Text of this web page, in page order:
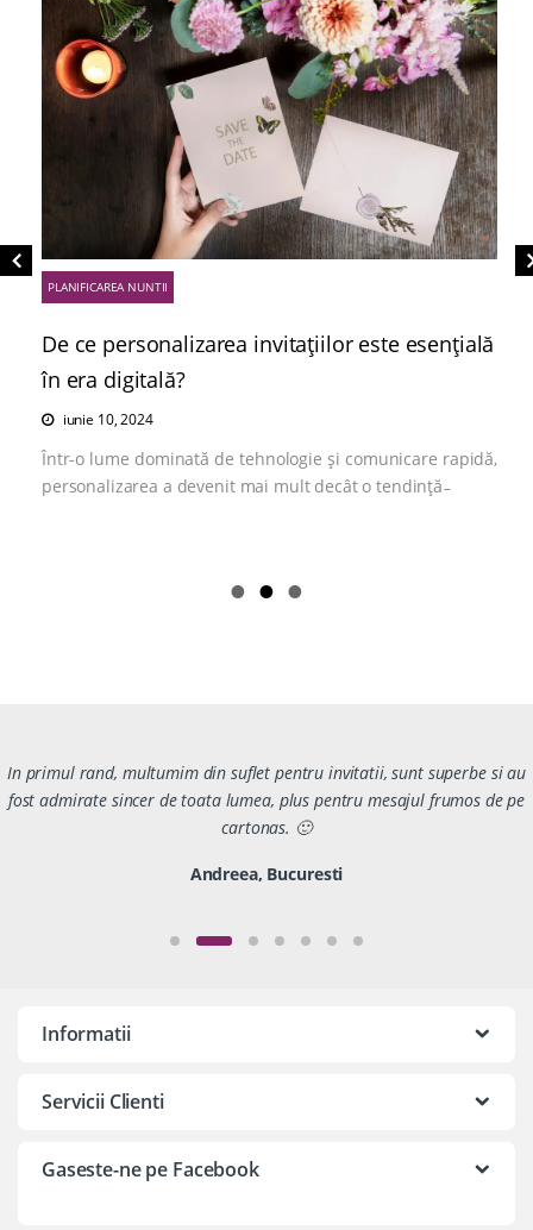
PLANIFICAREA NUNTII
De ce personalizarea invitațiilor este esențială
în era digitală?
iunie 10, 2024
Într-o lume dominată de tehnologie și comunicare rapidă,
personalizarea a devenit mai mult decât o tendință ̵
In primul rand, multumim din suflet pentru invitatii, sunt superbe si au
fost admirate sincer de toata lumea, plus pentru mesajul frumos de pe
cartonas. 🙂
Andreea, Bucuresti
Informatii
Servicii Clienti
Gaseste-ne pe Facebook